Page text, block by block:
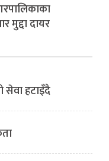
मुद्दा दायर
हटाइँदै